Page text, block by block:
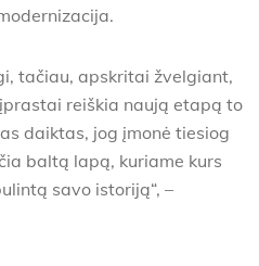
tačiau, apskritai žvelgiant,
reiškia naują etapą to
daiktas, jog įmonė tiesiog
baltą lapą, kuriame kurs
savo istoriją“, –